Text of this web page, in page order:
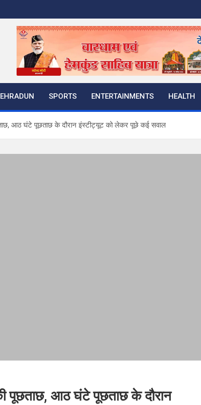
SPORTS ENTERTAINMENTS HEALTH
आठ घंटे पूछताछ के दौरान इंस्टीट्यूट को लेकर पूछे कई सवाल
पूछताछ, आठ घंटे पूछताछ के दौरान